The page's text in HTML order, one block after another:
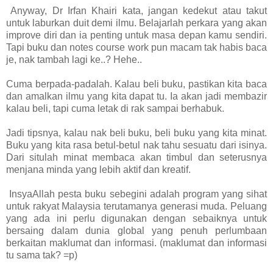
Anyway, Dr Irfan Khairi kata, jangan kedekut atau takut
untuk laburkan duit demi ilmu. Belajarlah perkara yang akan
improve diri dan ia penting untuk masa depan kamu sendiri.
Tapi buku dan notes course work pun macam tak habis baca
je, nak tambah lagi ke..? Hehe..
Cuma berpada-padalah. Kalau beli buku, pastikan kita baca
dan amalkan ilmu yang kita dapat tu. Ia akan jadi membazir
kalau beli, tapi cuma letak di rak sampai berhabuk.
Jadi tipsnya, kalau nak beli buku, beli buku yang kita minat.
Buku yang kita rasa betul-betul nak tahu sesuatu dari isinya.
Dari situlah minat membaca akan timbul dan seterusnya
menjana minda yang lebih aktif dan kreatif.
InsyaAllah pesta buku sebegini adalah program yang sihat
untuk rakyat Malaysia terutamanya generasi muda. Peluang
yang ada ini perlu digunakan dengan sebaiknya untuk
bersaing dalam dunia global yang penuh perlumbaan
berkaitan maklumat dan informasi. (maklumat dan informasi
tu sama tak? =p)